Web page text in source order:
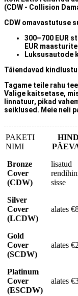
(CDW - Collision
CDW omavastutuse
300–700 EUR
EUR
Luksusautode
Täiendavad
Tagame teile rahu teel
Valige kaitsetase,
linnatuur, pikad
seiklused. Meie neli
PAKETI
NIMI
HIND
Bronze
Cover
(CDW)
lisatud
sisse
Silver
Cover
(LCDW)
alates
Gold
Cover
(SCDW)
alates
Platinum
Cover
(ESCDW)
alates